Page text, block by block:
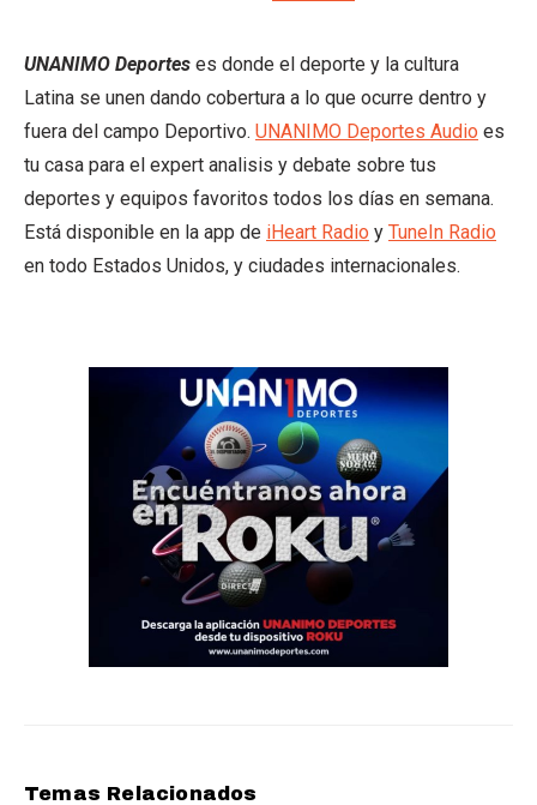
UNANIMO Deportes es donde el deporte y la cultura
Latina se unen dando cobertura a lo que ocurre dentro y
fuera del campo Deportivo. UNANIMO Deportes Audio es
tu casa para el expert analisis y debate sobre tus
deportes y equipos favoritos todos los días en semana.
Está disponible en la app de iHeart Radio y TuneIn Radio
en todo Estados Unidos, y ciudades internacionales.
Temas Relacionados